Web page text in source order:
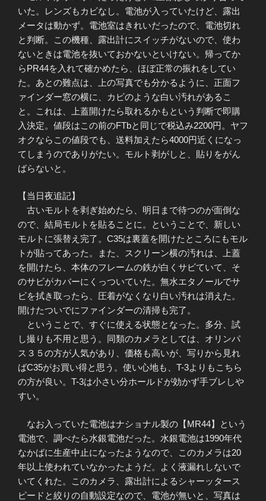
いた。レンズもカビなし。電池が入っていたけど、露出
メータは動かず。電池室はきれいだったので、電池切れ
と判断。この機種、露出計にスイッチがないので、使わ
ないときは電池を抜いておかないといけない。帰ってか
らPR44を入れて確かめたら、ほぼ正常の振れをしてい
た。あとの難点は、上の写真でも分かるように、正面フ
ァインダー窓の横に、カビのような白い汚れがあるこ
と。これは、上蓋開けたら取れるかもという判断で即購
入決定。値段はこの前のFTbと同じで税込み2200円。ヤフ
オクならこの値段でも、送料加えたら4000円近くになっ
てしまうのでありがたい。モルト剥がしと、貼りをがん
ばらないと。
【当日夜追記】
古いモルトを剥ぎ始めたら、明日まで待つのが面倒な
ので、結局モルトを貼ることに。ということで、新しい
モルトに張替え完了。C35は裏蓋を開けたところにもモル
トが貼ってあった。また、スクリーン横の汚れは、上蓋
を開けたら、本体のフレームの鉄が白くサビていて、そ
のサビがカバーにくっついていた。無水エタノールでサ
ビを拭き取ったら、圧着がなくなり白い汚れは消えた。
開けたついでにファインダーの清掃も完了。
ということで、すぐに使える状態となった。多分、試
し撮りも不用と思う。同類のカメラとしては、オリンパ
ス３５の方が人気があり、価格も高いが、写りから見れ
ばC35がお買い得と思う。使い心地も、T-3よりもこちら
の方が良い。T-3は小さい分ホールドが効かず手ブレしや
すい。
なお入っていた電池はナショナル製の【MR44】という
電池で、調べたら水銀電池だった。水銀電池は1990年代
なかばに生産中止になったようなので、このカメラは20
年以上使われていなかったようだ。よく液漏れしないで
いてくれた。このカメラ、露出計によるシャーッタース
ピードと絞りの自動設定なので、電池が無いと、写真は